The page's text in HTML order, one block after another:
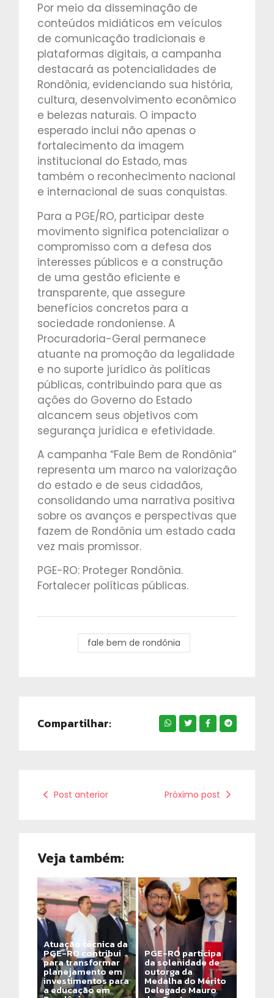
Por meio da disseminação de
conteúdos midiáticos em veículos
de comunicação tradicionais e
plataformas digitais, a campanha
destacará as potencialidades de
Rondônia, evidenciando sua história,
cultura, desenvolvimento econômico
e belezas naturais. O impacto
esperado inclui não apenas o
fortalecimento da imagem
institucional do Estado, mas
também o reconhecimento nacional
e internacional de suas conquistas.
Para a PGE/RO, participar deste
movimento significa potencializar o
compromisso com a defesa dos
interesses públicos e a construção
de uma gestão eficiente e
transparente, que assegure
benefícios concretos para a
sociedade rondoniense. A
Procuradoria-Geral permanece
atuante na promoção da legalidade
e no suporte jurídico às políticas
públicas, contribuindo para que as
ações do Governo do Estado
alcancem seus objetivos com
segurança jurídica e efetividade.
A campanha “Fale Bem de Rondônia”
representa um marco na valorização
do estado e de seus cidadãos,
consolidando uma narrativa positiva
sobre os avanços e perspectivas que
fazem de Rondônia um estado cada
vez mais promissor.
PGE-RO: Proteger Rondônia.
Fortalecer políticas públicas.
fale bem de rondônia
Compartilhar:
Post anterior Próximo post
Veja também:
Atuação técnica da
PGE-RO contribui
para transformar
planejamento em
investimentos para
a educação em
PGE-RO participa
da solenidade de
outorga da
Medalha do Mérito
Delegado Mauro